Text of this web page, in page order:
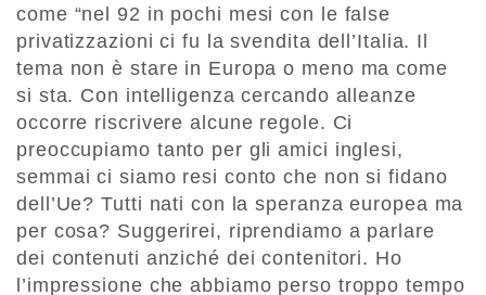
come “nel 92 in pochi mesi con le false
privatizzazioni ci fu la svendita dell’Italia. Il
tema non è stare in Europa o meno ma come
si sta. Con intelligenza cercando alleanze
occorre riscrivere alcune regole. Ci
preoccupiamo tanto per gli amici inglesi,
semmai ci siamo resi conto che non si fidano
dell’Ue? Tutti nati con la speranza europea ma
per cosa? Suggerirei, riprendiamo a parlare
dei contenuti anziché dei contenitori. Ho
l’impressione che abbiamo perso troppo tempo